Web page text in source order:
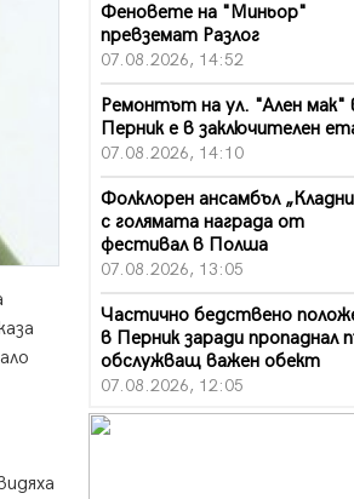
Феновете на "Миньор"
превземат Разлог
07.08.2026, 14:52
Ремонтът на ул. "Ален мак"
Перник е в заключителен
07.08.2026, 14:10
Фолклорен ансамбъл
с голямата награда от
фестивал в Полша
07.08.2026, 13:05
Частично бедствено
в Перник заради пропаднал
обслужващ важен обект
07.08.2026, 12:05
Да отговорим на жегите с